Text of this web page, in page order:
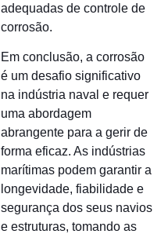
adequadas de controle de
corrosão.
Em conclusão, a corrosão
é um desafio significativo
na indústria naval e requer
uma abordagem
abrangente para a gerir de
forma eficaz. As indústrias
marítimas podem garantir a
longevidade, fiabilidade e
segurança dos seus navios
e estruturas, tomando as